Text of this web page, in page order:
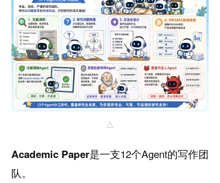
△
Academic Paper是一支12个Agent的写作团
队。